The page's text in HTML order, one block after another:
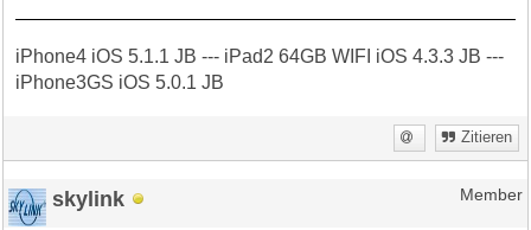
iPhone4 iOS 5.1.1 JB --- iPad2 64GB WIFI iOS 4.3.3 JB ---
iPhone3GS iOS 5.0.1 JB
Zitieren
skylink Member